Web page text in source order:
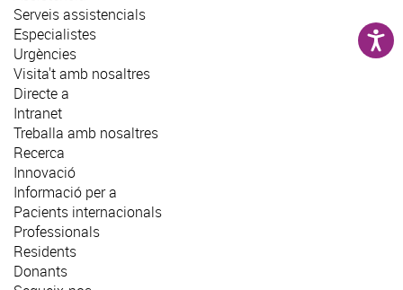
Serveis assistencials
Especialistes
Urgències
Visita't amb nosaltres
Directe a
Intranet
Treballa amb nosaltres
Recerca
Innovació
Informació per a
Pacients internacionals
Professionals
Residents
Donants